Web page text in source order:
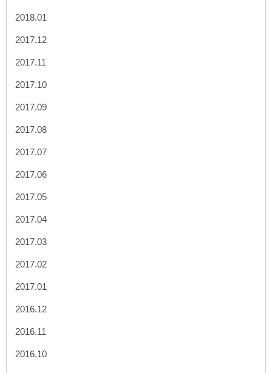
2018.01
2017.12
2017.11
2017.10
2017.09
2017.08
2017.07
2017.06
2017.05
2017.04
2017.03
2017.02
2017.01
2016.12
2016.11
2016.10